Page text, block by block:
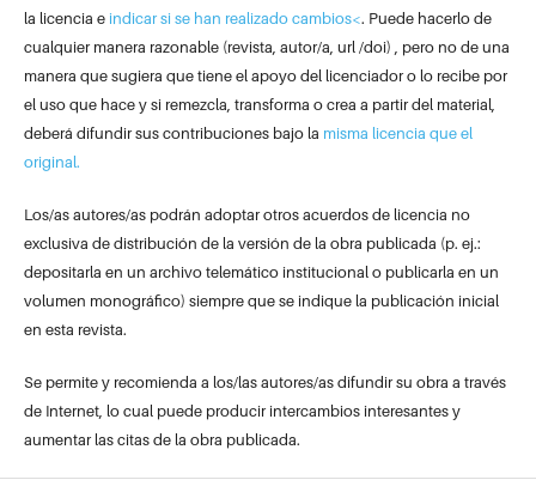
la licencia e indicar si se han realizado cambios<. Puede hacerlo de
cualquier manera razonable (revista, autor/a, url /doi) , pero no de una
manera que sugiera que tiene el apoyo del licenciador o lo recibe por
el uso que hace y si remezcla, transforma o crea a partir del material,
deberá difundir sus contribuciones bajo la misma licencia que el
original.
Los/as autores/as podrán adoptar otros acuerdos de licencia no
exclusiva de distribución de la versión de la obra publicada (p. ej.:
depositarla en un archivo telemático institucional o publicarla en un
volumen monográfico) siempre que se indique la publicación inicial
en esta revista.
Se permite y recomienda a los/las autores/as difundir su obra a través
de Internet, lo cual puede producir intercambios interesantes y
aumentar las citas de la obra publicada.